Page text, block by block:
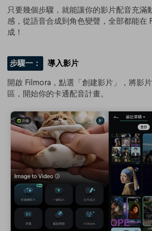
只要幾個步驟，就能讓你的影片配音充滿
感，從語音合成到角色變聲，全部都能在
成！
步驟一： 導入影片
開啟 Filmora，點選「創建影片」，將影
區，開始你的卡通配音計畫。